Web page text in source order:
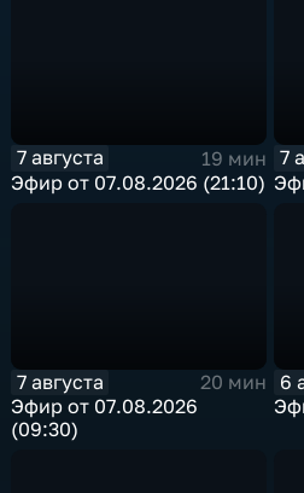
7 августа
19 мин
Эфир от 07.08.2026 (21:10)
7
7 августа
20 мин
Эфир от 07.08.2026
(09:30)
6